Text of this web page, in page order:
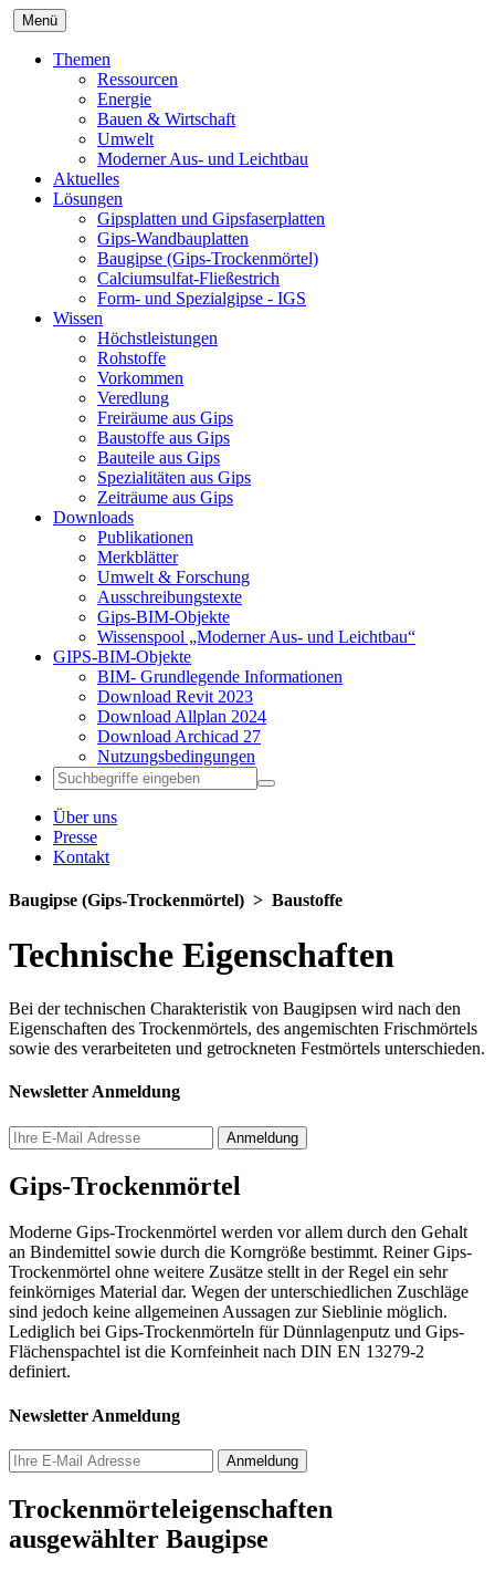
Menü
Themen
Ressourcen
Energie
Bauen & Wirtschaft
Umwelt
Moderner Aus- und Leichtbau
Aktuelles
Lösungen
Gipsplatten und Gipsfaserplatten
Gips-Wandbauplatten
Baugipse (Gips-Trockenmörtel)
Calciumsulfat-Fließestrich
Form- und Spezialgipse - IGS
Wissen
Höchstleistungen
Rohstoffe
Vorkommen
Veredlung
Freiräume aus Gips
Baustoffe aus Gips
Bauteile aus Gips
Spezialitäten aus Gips
Zeiträume aus Gips
Downloads
Publikationen
Merkblätter
Umwelt & Forschung
Ausschreibungstexte
Gips-BIM-Objekte
Wissenspool „Moderner Aus- und Leichtbau“
GIPS-BIM-Objekte
BIM- Grundlegende Informationen
Download Revit 2023
Download Allplan 2024
Download Archicad 27
Nutzungsbedingungen
Über uns
Presse
Kontakt
Baugipse (Gips-Trockenmörtel) ­> Baustoffe
Technische Eigenschaften
Bei der technischen Charakteristik von Baugipsen wird nach den
Eigenschaften des Trockenmörtels, des angemischten Frischmörtels
sowie des verarbeiteten und getrockneten Festmörtels unterschieden.
Newsletter Anmeldung
Gips-Trockenmörtel
Moderne Gips-Trockenmörtel werden vor allem durch den Gehalt
an Bindemittel sowie durch die Korngröße bestimmt. Reiner Gips-
Trockenmörtel ohne weitere Zusätze stellt in der Regel ein sehr
feinkörniges Material dar. Wegen der unterschiedlichen Zuschläge
sind jedoch keine allgemeinen Aussagen zur Sieblinie möglich.
Lediglich bei Gips-Trockenmörteln für Dünnlagenputz und Gips-
Flächenspachtel ist die Kornfeinheit nach DIN EN 13279-2
definiert.
Newsletter Anmeldung
Trockenmörteleigenschaften
ausgewählter Baugipse